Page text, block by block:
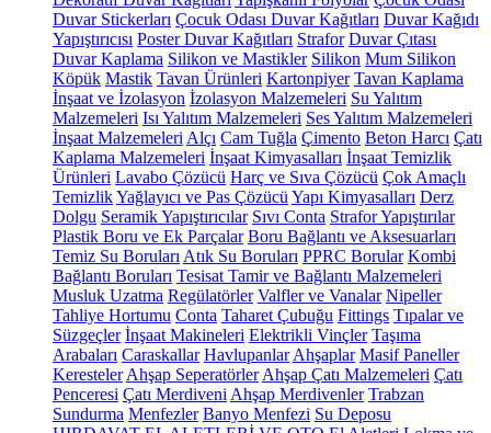
Duvar Stickerları Çocuk Odası Duvar Kağıtları Duvar Kağıdı
Yapıştırıcısı Poster Duvar Kağıtları Strafor Duvar Çıtası
Duvar Kaplama Silikon ve Mastikler Silikon Mum Silikon
Köpük Mastik Tavan Ürünleri Kartonpiyer Tavan Kaplama
İnşaat ve İzolasyon İzolasyon Malzemeleri Su Yalıtım
Malzemeleri Isı Yalıtım Malzemeleri Ses Yalıtım Malzemeleri
İnşaat Malzemeleri Alçı Cam Tuğla Çimento Beton Harcı Çatı
Kaplama Malzemeleri İnşaat Kimyasalları İnşaat Temizlik
Ürünleri Lavabo Çözücü Harç ve Sıva Çözücü Çok Amaçlı
TemizlikYağlayıcı ve Pas Çözücü Yapı Kimyasalları Derz
Dolgu Seramik Yapıştırıcılar Sıvı Conta Strafor Yapıştırılar
Plastik Boru ve Ek Parçalar Boru Bağlantı ve Aksesuarları
Temiz Su Boruları Atık Su Boruları PPRC Borular Kombi
Bağlantı Boruları Tesisat Tamir ve Bağlantı Malzemeleri
Musluk Uzatma Regülatörler Valfler ve Vanalar Nipeller
Tahliye Hortumu Conta Taharet Çubuğu Fittings Tıpalar ve
Süzgeçler İnşaat Makineleri Elektrikli Vinçler Taşıma
Arabaları Caraskallar Havlupanlar Ahşaplar Masif Paneller
Keresteler Ahşap Seperatörler Ahşap Çatı Malzemeleri Çatı
Penceresi Çatı Merdiveni Ahşap Merdivenler Trabzan
Sundurma Menfezler Banyo Menfezi Su Deposu